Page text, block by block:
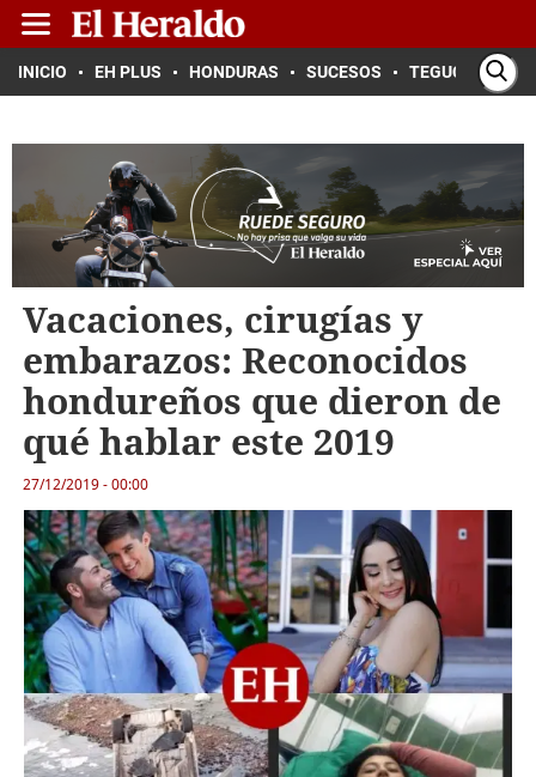
INICIO EH PLUS HONDURAS SUCESOS TEGUCIGALPA
Vacaciones, cirugías y
embarazos: Reconocidos
hondureños que dieron de
qué hablar este 2019
27/12/2019 - 00:00